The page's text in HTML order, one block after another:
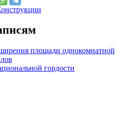
площади однокомнатной
гордости